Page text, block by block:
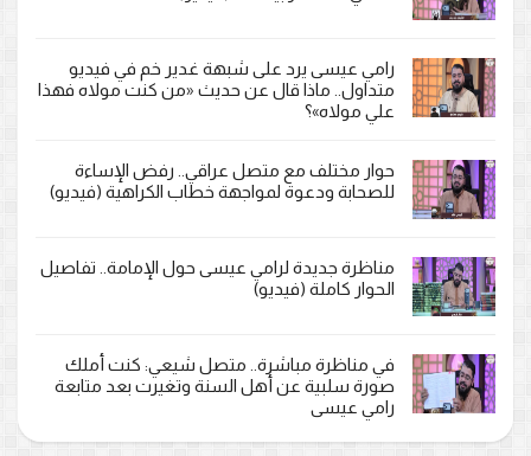
رامي عيسى يرد على شبهة غدير خم في فيديو
متداول.. ماذا قال عن حديث «من كنت مولاه فهذا
علي مولاه»؟
حوار مختلف مع متصل عراقي.. رفض الإساءة
للصحابة ودعوة لمواجهة خطاب الكراهية (فيديو)
مناظرة جديدة لرامي عيسى حول الإمامة.. تفاصيل
الحوار كاملة (فيديو)
في مناظرة مباشرة.. متصل شيعي: كنت أملك
صورة سلبية عن أهل السنة وتغيرت بعد متابعة
رامي عيسى